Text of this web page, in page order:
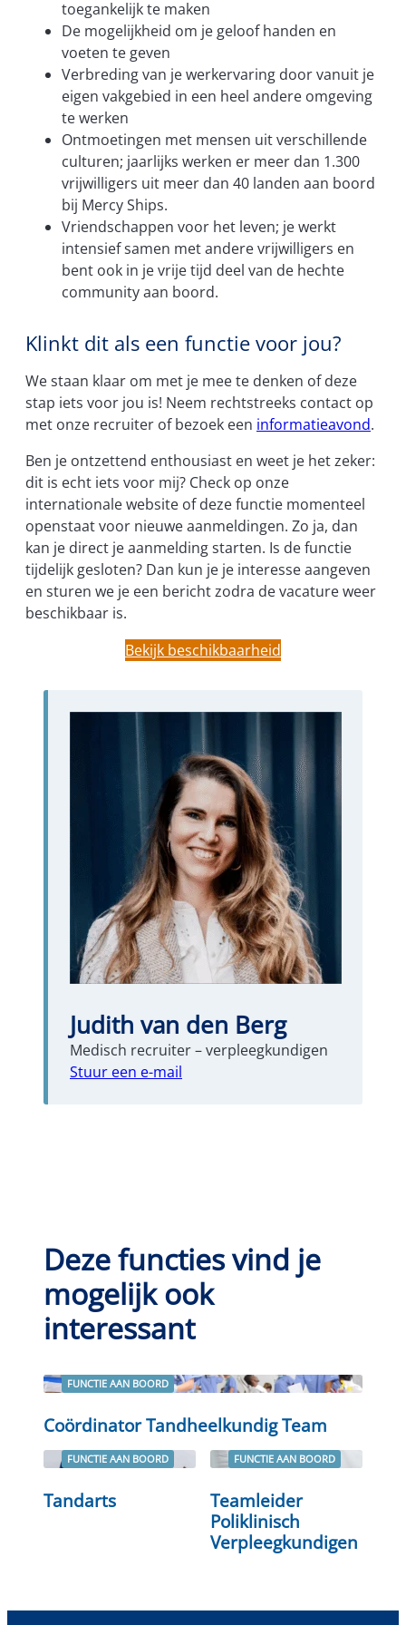
toegankelijk te maken
De mogelijkheid om je geloof handen en
voeten te geven
Verbreding van je werkervaring door vanuit je
eigen vakgebied in een heel andere omgeving
te werken
Ontmoetingen met mensen uit verschillende
culturen; jaarlijks werken er meer dan 1.300
vrijwilligers uit meer dan 40 landen aan boord
bij Mercy Ships.
Vriendschappen voor het leven; je werkt
intensief samen met andere vrijwilligers en
bent ook in je vrije tijd deel van de hechte
community aan boord.
Klinkt dit als een functie voor jou?
We staan klaar om met je mee te denken of deze
stap iets voor jou is! Neem rechtstreeks contact op
met onze recruiter of bezoek een informatieavond.
Ben je ontzettend enthousiast en weet je het zeker:
dit is echt iets voor mij? Check op onze
internationale website of deze functie momenteel
openstaat voor nieuwe aanmeldingen. Zo ja, dan
kan je direct je aanmelding starten. Is de functie
tijdelijk gesloten? Dan kun je je interesse aangeven
en sturen we je een bericht zodra de vacature weer
beschikbaar is.
Bekijk beschikbaarheid
Judith van den Berg
Medisch recruiter – verpleegkundigen
Stuur een e-mail
Deze functies vind je
mogelijk ook
interessant
FUNCTIE AAN BOORD
Coördinator Tandheelkundig Team
FUNCTIE AAN BOORD
Tandarts
Lees verder
FUNCTIE AAN BOORD
Teamleider
Poliklinisch
Verpleegkundigen
Lees verder